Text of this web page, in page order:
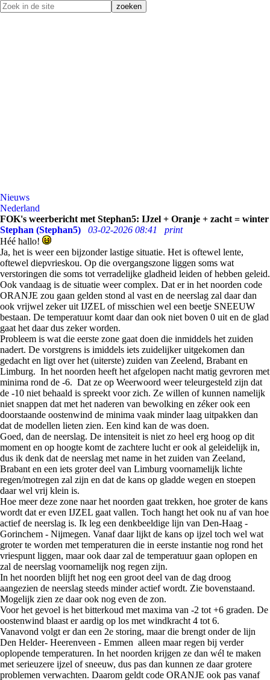
Nieuws
Nederland
FOK's weerbericht met Stephan5: IJzel + Oranje + zacht = winter
Stephan (Stephan5)
03-02-2026 08:41
print
Héé hallo!
Ja, het is weer een bijzonder lastige situatie. Het is oftewel lente,
oftewel diepvrieskou. Op die overgangszone liggen soms wat
verstoringen die soms tot verradelijke gladheid leiden of hebben geleid.
Ook vandaag is de situatie weer complex. Dat er in het noorden code
ORANJE zou gaan gelden stond al vast en de neerslag zal daar dan
ook vrijwel zeker uit IJZEL of misschien wel een beetje SNEEUW
bestaan. De temperatuur komt daar dan ook niet boven 0 uit en de glad
gaat het daar dus zeker worden.
Probleem is wat die eerste zone gaat doen die inmiddels het zuiden
nadert. De vorstgrens is imiddels iets zuidelijker uitgekomen dan
gedacht en ligt over het (uiterste) zuiden van Zeelend, Brabant en
Limburg. In het noorden heeft het afgelopen nacht matig gevroren met
minima rond de -6. Dat ze op Weerwoord weer teleurgesteld zijn dat
de -10 niet behaald is spreekt voor zich. Ze willen of kunnen namelijk
niet snappen dat met het naderen van bewolking en zéker ook een
doorstaande oostenwind de minima vaak minder laag uitpakken dan
dat de modellen lieten zien. Een kind kan de was doen.
Goed, dan de neerslag. De intensiteit is niet zo heel erg hoog op dit
moment en op hoogte komt de zachtere lucht er ook al geleidelijk in,
dus ik denk dat de neerslag met name in het zuiden van Zeeland,
Brabant en een iets groter deel van Limburg voornamelijk lichte
regen/motregen zal zijn en dat de kans op gladde wegen en stoepen
daar wel vrij klein is.
Hoe meer deze zone naar het noorden gaat trekken, hoe groter de kans
wordt dat er even IJZEL gaat vallen. Toch hangt het ook nu af van hoe
actief de neerslag is. Ik leg een denkbeeldige lijn van Den-Haag -
Gorinchem - Nijmegen. Vanaf daar lijkt de kans op ijzel toch wel wat
groter te worden met temperaturen die in eerste instantie nog rond het
vriespunt liggen, maar ook daar zal de temperatuur gaan oplopen en
zal de neerslag voornamelijk nog regen zijn.
In het noorden blijft het nog een groot deel van de dag droog
aangezien de neerslag steeds minder actief wordt. Zie bovenstaand.
Mogelijk zien ze daar ook nog even de zon.
Voor het gevoel is het bitterkoud met maxima van -2 tot +6 graden. De
oostenwind blaast er aardig op los met windkracht 4 tot 6.
Vanavond volgt er dan een 2e storing, maar die brengt onder de lijn
Den Helder- Heerenveen - Emmen alleen maar regen bij verder
oplopende temperaturen. In het noorden krijgen ze dan wél te maken
met serieuzere ijzel of sneeuw, dus pas dan kunnen ze daar grotere
problemen verwachten. Daarom geldt code ORANJE ook pas vanaf